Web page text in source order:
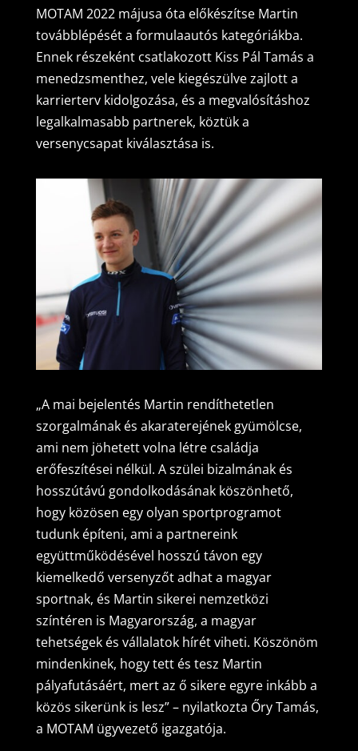
MOTAM 2022 májusa óta előkészítse Martin
továbblépését a formulaautós kategóriákba.
Ennek részeként csatlakozott Kiss Pál Tamás a
menedzsmenthez, vele kiegészülve zajlott a
karrierterv kidolgozása, és a megvalósításhoz
legalkalmasabb partnerek, köztük a
versenycsapat kiválasztása is.
„A mai bejelentés Martin rendíthetetlen
szorgalmának és akaraterejének gyümölcse,
ami nem jöhetett volna létre családja
erőfeszítései nélkül. A szülei bizalmának és
hosszútávú gondolkodásának köszönhető,
hogy közösen egy olyan sportprogramot
tudunk építeni, ami a partnereink
együttműködésével hosszú távon egy
kiemelkedő versenyzőt adhat a magyar
sportnak, és Martin sikerei nemzetközi
színtéren is Magyarország, a magyar
tehetségek és vállalatok hírét viheti. Köszönöm
mindenkinek, hogy tett és tesz Martin
pályafutásáért, mert az ő sikere egyre inkább a
közös sikerünk is lesz” – nyilatkozta Őry Tamás,
a MOTAM ügyvezető igazgatója.